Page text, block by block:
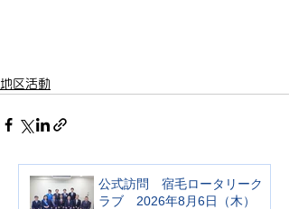
地区活動
公式訪問 宿毛ロータリーク
ラブ 2026年8月6日（木）